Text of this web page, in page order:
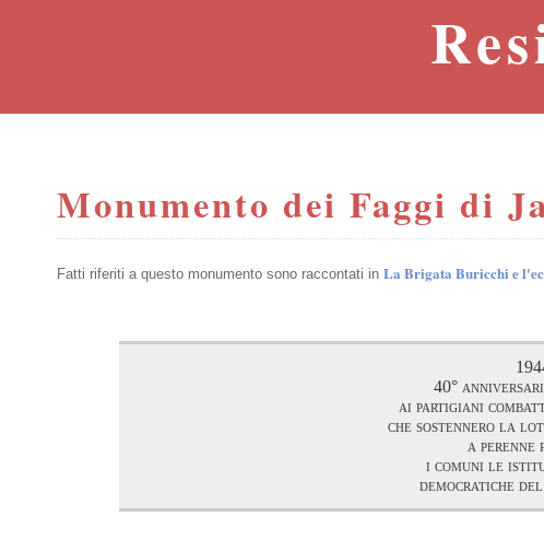
Monumento dei Faggi di
Fatti riferiti a questo monumento sono raccontati in La Brigata Buricchi e
40°
ai partigiani
che sostennero la
a perenne
i comuni le
democratiche